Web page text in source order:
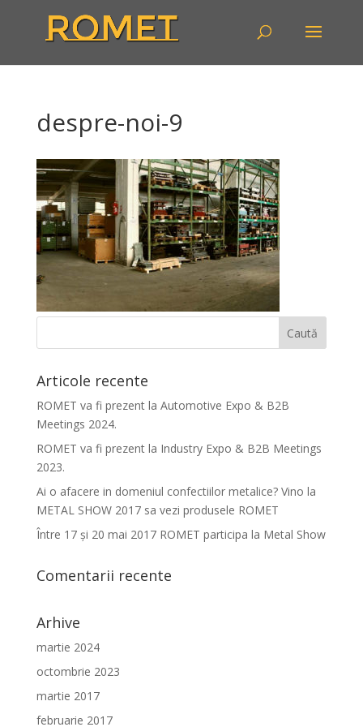
despre-noi-9
Articole recente
ROMET va fi prezent la Automotive Expo & B2B
Meetings 2024.
ROMET va fi prezent la Industry Expo & B2B Meetings
2023.
Ai o afacere in domeniul confectiilor metalice? Vino la
METAL SHOW 2017 sa vezi produsele ROMET
Între 17 şi 20 mai 2017 ROMET participa la Metal Show
Comentarii recente
Arhive
martie 2024
octombrie 2023
martie 2017
februarie 2017